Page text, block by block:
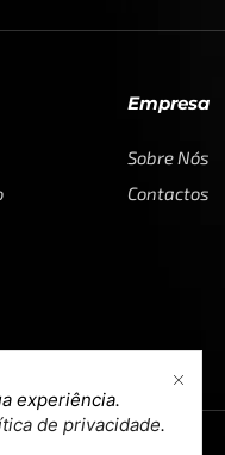
Empresa
Sobre Nós
Contactos
experiência.
de privacidade.